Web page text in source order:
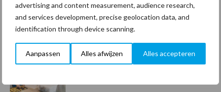
advertising and content measurement, audience research,
and services development, precise geolocation data, and
identification through device scanning.
Aanpassen Alles afwijzen Alles accepteren
29 dec
Freddy van de Ridder Cleaners:
“Glazenwassen zit in m’n bloed,
24 dec
Friendship Sports Centre maakt